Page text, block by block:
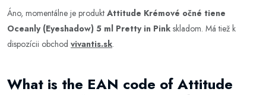
Áno, momentálne je produkt Attitude Krémové očné tiene
Oceanly (Eyeshadow) 5 ml Pretty in Pink skladom. Má tiež k
dispozícii obchod vivantis.sk.
What is the EAN code of Attitude